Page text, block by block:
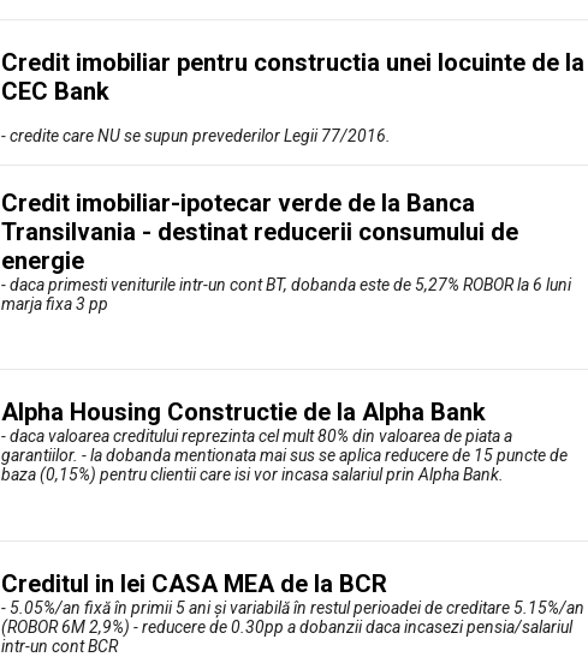
Credit imobiliar pentru constructia unei locuinte de la
CEC Bank
- credite care NU se supun prevederilor Legii 77/2016.
Credit imobiliar-ipotecar verde de la Banca
Transilvania - destinat reducerii consumului de
energie
- daca primesti veniturile intr-un cont BT, dobanda este de 5,27% ROBOR la 6 luni
marja fixa 3 pp
Alpha Housing Constructie de la Alpha Bank
- daca valoarea creditului reprezinta cel mult 80% din valoarea de piata a
garantiilor. - la dobanda mentionata mai sus se aplica reducere de 15 puncte de
baza (0,15%) pentru clientii care isi vor incasa salariul prin Alpha Bank.
Creditul in lei CASA MEA de la BCR
- 5.05%/an fixă în primii 5 ani şi variabilă în restul perioadei de creditare 5.15%/an
(ROBOR 6M 2,9%) - reducere de 0.30pp a dobanzii daca incasezi pensia/salariul
intr-un cont BCR